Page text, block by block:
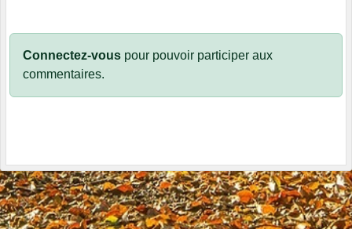
Connectez-vous pour pouvoir participer aux
commentaires.